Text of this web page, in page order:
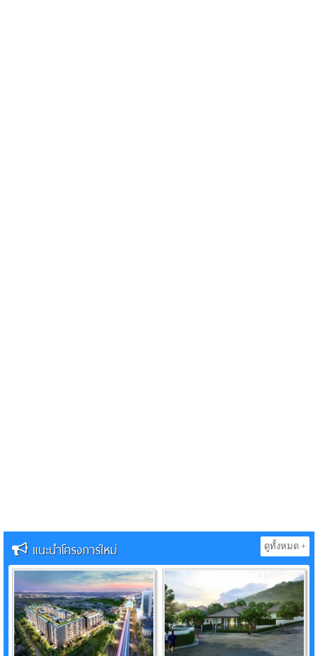
แนะนำโครงการใหม่ ดูทั้งหมด +